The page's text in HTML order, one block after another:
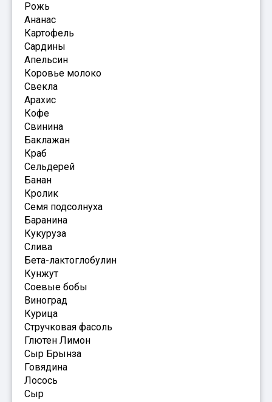
Рожь
Ананас
Картофель
Сардины
Апельсин
Коровье молоко
Свекла
Арахис
Кофе
Свинина
Баклажан
Краб
Сельдерей
Банан
Кролик
Семя подсолнуха
Баранина
Кукуруза
Слива
Бета-лактоглобулин
Кунжут
Соевые бобы
Виноград
Курица
Стручковая фасоль
Глютен Лимон
Сыр Брынза
Говядина
Лосось
Сыр